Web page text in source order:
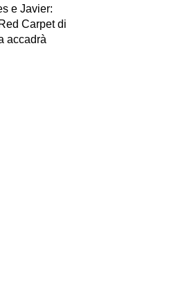
e Javier:
Carpet di
accadrà